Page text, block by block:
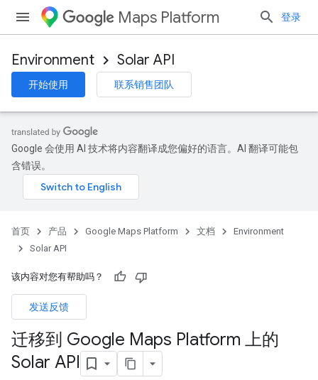
Maps Platform 登录
Environment Solar API
开始使用 联系销售团队
Google 会使用 AI 技术将内容翻译成您偏好的语言。AI 翻译可能包
含错误。
首页 产品 Google Maps Platform 文档
Environment
Solar API
该内容对您有帮助吗？
发送反馈
迁移到 Google Maps Platform 上的
Solar API